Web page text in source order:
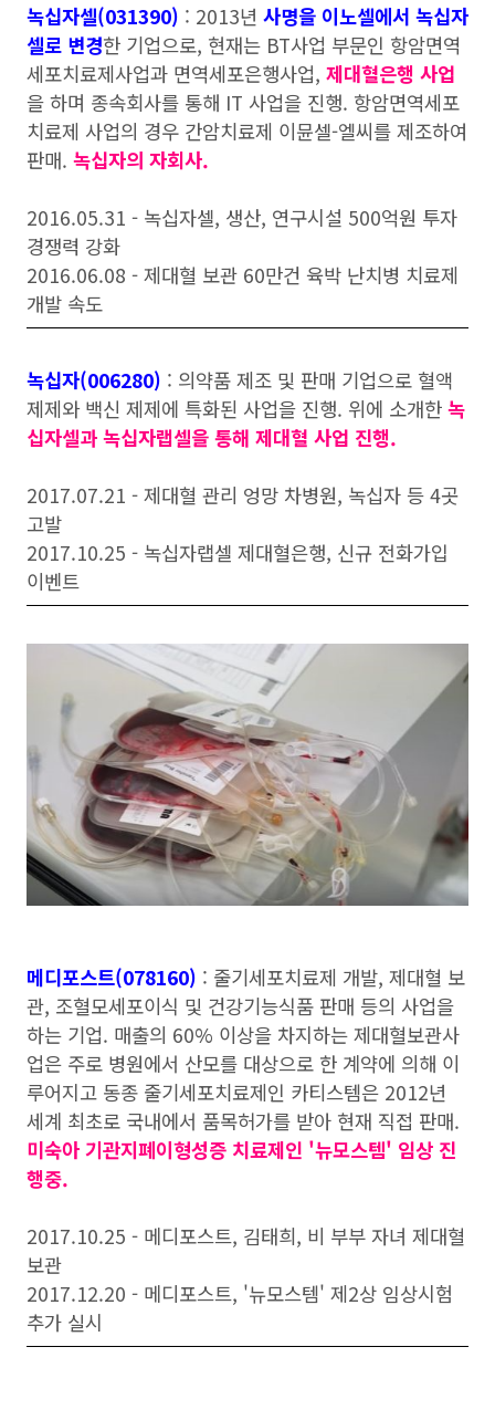
녹십자셀(031390) : 2013년 사명을 이노셀에서 녹십자
셀로 변경한 기업으로, 현재는 BT사업 부문인 항암면역
세포치료제사업과 면역세포은행사업, 제대혈은행 사업
을 하며 종속회사를 통해 IT 사업을 진행. 항암면역세포
치료제 사업의 경우 간암치료제 이뮨셀-엘씨를 제조하여
판매. 녹십자의 자회사.
2016.05.31 - 녹십자셀, 생산, 연구시설 500억원 투자
경쟁력 강화
2016.06.08 - 제대혈 보관 60만건 육박 난치병 치료제
개발 속도
녹십자(006280) : 의약품 제조 및 판매 기업으로 혈액
제제와 백신 제제에 특화된 사업을 진행. 위에 소개한 녹
십자셀과 녹십자랩셀을 통해 제대혈 사업 진행.
2017.07.21 - 제대혈 관리 엉망 차병원, 녹십자 등 4곳
고발
2017.10.25 - 녹십자랩셀 제대혈은행, 신규 전화가입
이벤트
메디포스트(078160) : 줄기세포치료제 개발, 제대혈 보
관, 조혈모세포이식 및 건강기능식품 판매 등의 사업을
하는 기업. 매출의 60% 이상을 차지하는 제대혈보관사
업은 주로 병원에서 산모를 대상으로 한 계약에 의해 이
루어지고 동종 줄기세포치료제인 카티스템은 2012년
세계 최초로 국내에서 품목허가를 받아 현재 직접 판매.
미숙아 기관지폐이형성증 치료제인 '뉴모스템' 임상 진
행중.
2017.10.25 - 메디포스트, 김태희, 비 부부 자녀 제대혈
보관
2017.12.20 - 메디포스트, '뉴모스템' 제2상 임상시험
추가 실시